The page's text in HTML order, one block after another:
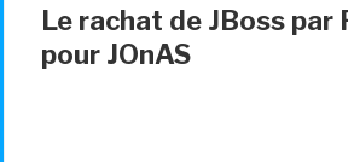
Le rachat de JBoss par
pour JOnAS